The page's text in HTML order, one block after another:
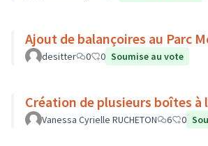
Ajout de balançoires au Parc
desitter 0 0 Soumise au vote
Création de plusieurs boîtes à
Vanessa Cyrielle RUCHETON 6 0